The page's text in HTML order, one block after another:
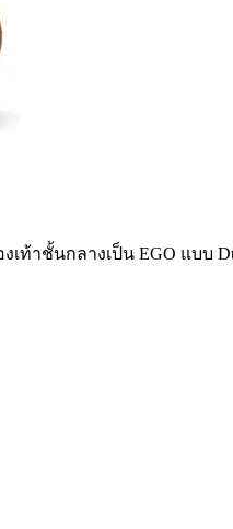
เท้าชั้นกลางเป็น EGO แบ